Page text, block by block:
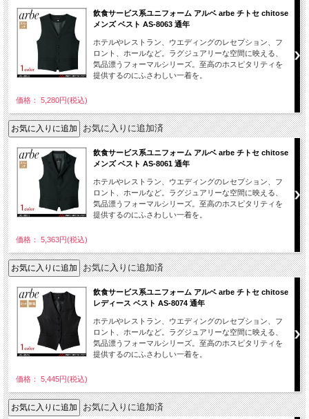
飲食サービス系ユニフォーム アルベ arbe チトセ chitose
メンズ ベスト AS-8063 通年
ホテルやレストラン、ウエディングのレセプション、フ
ロント、ホールなど。ラグジュアリーな空間に映える、
気品漂うフォーマルシリーズ。至高のホスピタリティを
提供するのにふさわしい一着を。
価格： 5,280円(税込)
お気に入りに追加済
飲食サービス系ユニフォーム アルベ arbe チトセ chitose
メンズ ベスト AS-8061 通年
ホテルやレストラン、ウエディングのレセプション、フ
ロント、ホールなど。ラグジュアリーな空間に映える、
気品漂うフォーマルシリーズ。至高のホスピタリティを
提供するのにふさわしい一着を。
価格： 5,363円(税込)
お気に入りに追加済
飲食サービス系ユニフォーム アルベ arbe チトセ chitose
レディース ベスト AS-8074 通年
ホテルやレストラン、ウエディングのレセプション、フ
ロント、ホールなど。ラグジュアリーな空間に映える、
気品漂うフォーマルシリーズ。至高のホスピタリティを
提供するのにふさわしい一着を。
価格： 5,445円(税込)
お気に入りに追加済